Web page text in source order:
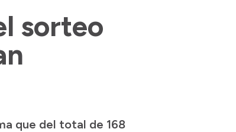
sorteo
que del total de 168